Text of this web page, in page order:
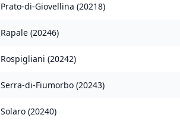
Prato-di-Giovellina (20218)
Rapale (20246)
Rospigliani (20242)
Serra-di-Fiumorbo (20243)
Solaro (20240)